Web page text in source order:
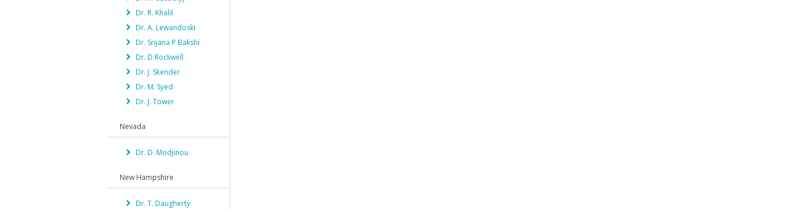
Dr. R. Khalil
Dr. A. Lewandoski
Dr. Srijana P Bakshi
Dr. D.Rockwell
Dr. J. Skender
Dr. M. Syed
Dr. J. Tower
Nevada
Dr. D. Modjinou
New Hampshire
Dr. T. Daugherty